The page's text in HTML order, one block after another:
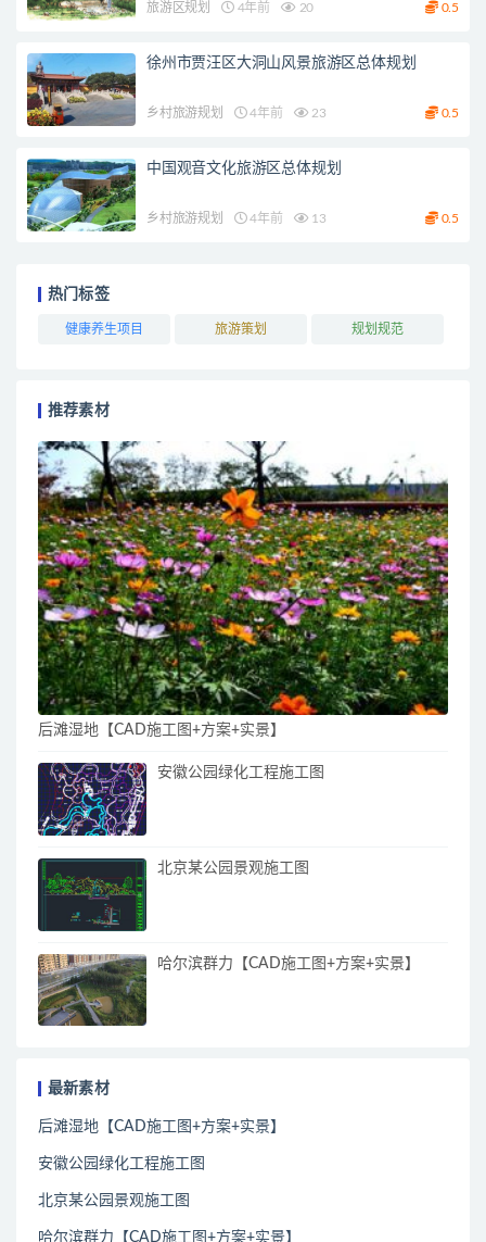
旅游区规划 4年前 20 0.5
徐州市贾汪区大洞山风景旅游区总体规划
乡村旅游规划 4年前 23 0.5
中国观音文化旅游区总体规划
乡村旅游规划 4年前 13 0.5
热门标签
健康养生项目 旅游策划 规划规范
推荐素材
后滩湿地【CAD施工图+方案+实景】
安徽公园绿化工程施工图
北京某公园景观施工图
哈尔滨群力【CAD施工图+方案+实景】
最新素材
后滩湿地【CAD施工图+方案+实景】
安徽公园绿化工程施工图
北京某公园景观施工图
哈尔滨群力【CAD施工图+方案+实景】